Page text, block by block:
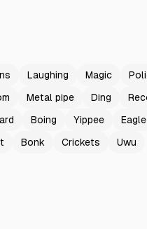
Laughing Magic
Metal pipe Ding
Boing Yippee Eagle
Bonk Crickets Uwu